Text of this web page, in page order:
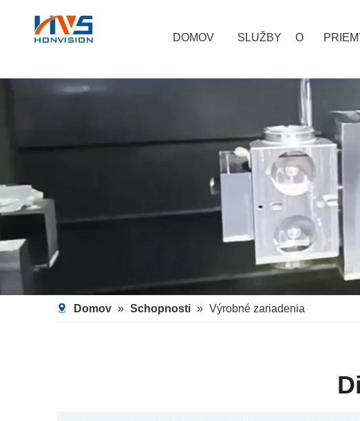
DOMOV SLUŽBY O
Domov » Schopnosti » Výrobné zariadenia